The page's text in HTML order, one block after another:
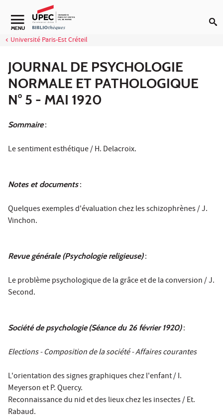
Aller au contenu
Navigation secondaire
MENU
Université Paris-Est Créteil
JOURNAL DE PSYCHOLOGIE
NORMALE ET PATHOLOGIQUE
N° 5 - MAI 1920
Sommaire:
Le sentiment esthétique / H. Delacroix.
Notes et documents:
Quelques exemples d'évaluation chez les schizophrènes / J.
Vinchon.
Revue générale (Psychologie religieuse):
Le problème psychologique de la grâce et de la conversion / J.
Second.
Société de psychologie (Séance du 26 février 1920):
Elections - Composition de la société - Affaires courantes
L'orientation des signes graphiques chez l'enfant / I.
Meyerson et P. Quercy.
Reconnaissance du nid et des lieux chez les insectes / Et.
Rabaud.